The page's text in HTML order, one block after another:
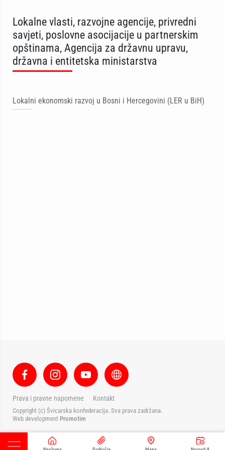
Lokalne vlasti, razvojne agencije, privredni
savjeti, poslovne asocijacije u partnerskim
opštinama, Agencija za državnu upravu,
državna i entitetska ministarstva
Lokalni ekonomski razvoj u Bosni i Hercegovini (LER u BiH)
Prava i pravne napomene Kontakt
Copyright (c) Švicarska konfederacija. Sva prava zadržana.
Web development Promotim